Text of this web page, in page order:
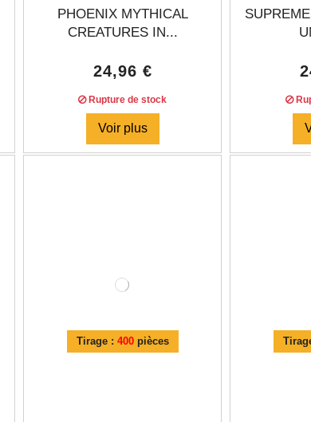
PHOENIX MYTHICAL
CREATURES IN...
24,96 €
Rupture de stock
Voir plus
Tirage : 400pièces